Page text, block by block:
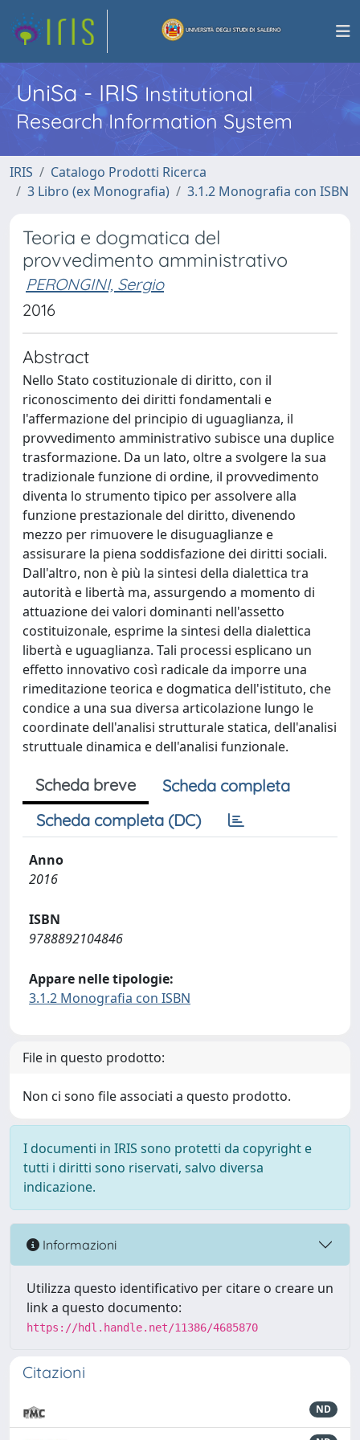
UniSa - IRISInstitutional
Research Information System
IRIS
Catalogo Prodotti Ricerca
3 Libro (ex Monografia)
3.1.2 Monografia con ISBN
Teoria e dogmatica del
provvedimento amministrativo
PERONGINI, Sergio
2016
Abstract
Nello Stato costituzionale di diritto, con il
riconoscimento dei diritti fondamentali e
l'affermazione del principio di uguaglianza, il
provvedimento amministrativo subisce una duplice
trasformazione. Da un lato, oltre a svolgere la sua
tradizionale funzione di ordine, il provvedimento
diventa lo strumento tipico per assolvere alla
funzione prestazionale del diritto, divenendo
mezzo per rimuovere le disuguaglianze e
assisurare la piena soddisfazione dei diritti sociali.
Dall'altro, non è più la sintesi della dialettica tra
autorità e libertà ma, assurgendo a momento di
attuazione dei valori dominanti nell'assetto
costituizonale, esprime la sintesi della dialettica
libertà e uguaglianza. Tali processi esplicano un
effetto innovativo così radicale da imporre una
rimeditazione teorica e dogmatica dell'istituto, che
condice a una sua diversa articolazione lungo le
coordinate dell'analisi strutturale statica, dell'analisi
struttuale dinamica e dell'analisi funzionale.
Scheda breve
Scheda completa
Scheda completa (DC)
Anno
2016
ISBN
9788892104846
Appare nelle tipologie:
3.1.2 Monografia con ISBN
File in questo prodotto:
Non ci sono file associati a questo prodotto.
I documenti in IRIS sono protetti da copyright e
tutti i diritti sono riservati, salvo diversa
indicazione.
Informazioni
Utilizza questo identificativo per citare o creare un
link a questo documento:
https://hdl.handle.net/11386/4685870
Citazioni
ND